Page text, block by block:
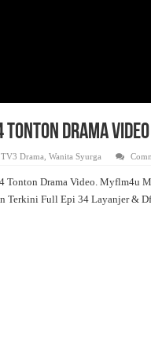
Tonton Drama Video
TV3 Drama Wanita Syurga
Tonton Drama Video. Myflm4u
Terkini Full Epi 34 Layanjer &